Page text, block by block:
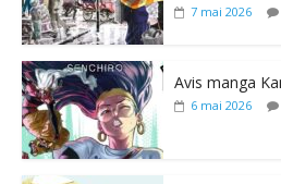
7 mai 2026
Avis manga
6 mai 2026